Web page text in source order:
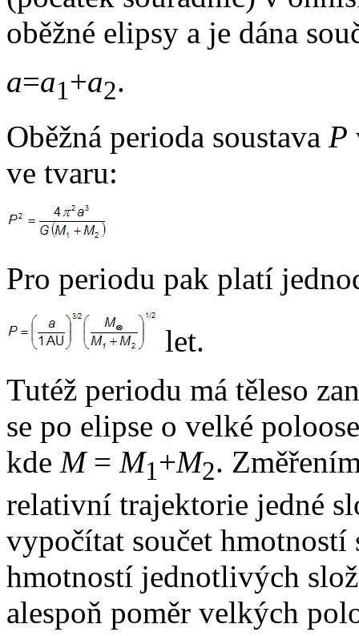
oběžné elipsy a je dána
a=a1+a2.
Oběžná perioda soustava P
ve tvaru:
Pro periodu pak platí
let.
Tutéž periodu má těleso
se po elipse o velké
kde M= M1+M2.
relativní trajektorie jedné
vypočítat součet
hmotností jednotlivých
alespoň poměr velkých